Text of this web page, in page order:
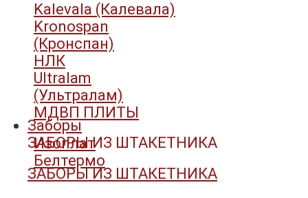
Kalevala (Калевала)
Kronospan
(Кронспан)
НЛК
Ultralam
(Ультралам)
МДВП ПЛИТЫ
Изоплат
Белтермо
Заборы
ЗАБОРЫ ИЗ ШТАКЕТНИКА
ЗАБОРЫ ИЗ ШТАКЕТНИКА